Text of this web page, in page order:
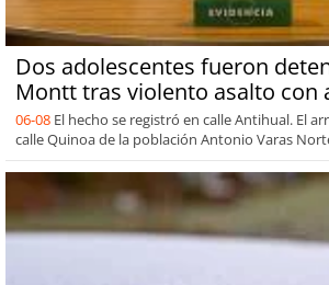
Dos adolescentes fueron
Montt tras violento asalto con
06-08 El hecho se registró en calle Antihual. El
calle Quinoa de la población Antonio Varas